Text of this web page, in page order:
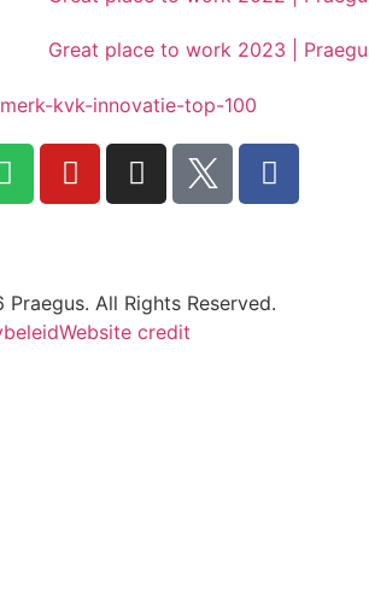
All Rights Reserved.
Website credit